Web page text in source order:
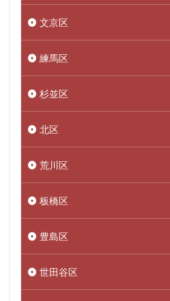
文京区
練馬区
杉並区
北区
荒川区
板橋区
豊島区
世田谷区